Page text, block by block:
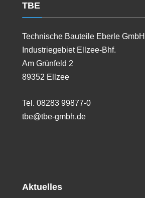
TBE
Technische Bauteile Eberle GmbH
Industriegebiet Ellzee-Bhf.
Am Grünfeld 2
89352 Ellzee
Tel. 08283 99877-0
tbe@tbe-gmbh.de
Aktuelles